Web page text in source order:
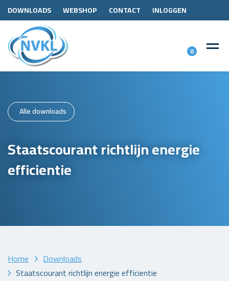
DOWNLOADS WEBSHOP CONTACT INLOGGEN
0
Alle downloads
Staatscourant richtlijn energie
efficientie
Home
Downloads
Staatscourant richtlijn energie efficientie